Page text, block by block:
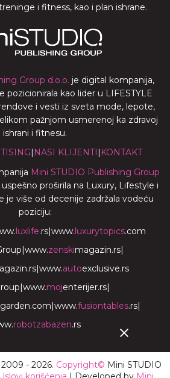
i fitness, kao i plan ishrane.
Group d.o.o. je digital kompanija,
pozicionirala kao lider u LIFESTYLE
i vesti iz sveta mode, lepote,
pažnjom usmerenoj ka zdravoj
ishrani i fitnesu.
| NASI KLIJENTI | KONTAKT
Mini STUDIO Publishing Group
proširila na Luxury, Lifestyle i
je više od decenije zadržala vodeću
poziciju:
luxlife.rs|www.luxurytopics.com
|www.zenskimagazin.rs|
|www.autoexclusive.rs
|www.mojenterijer.rs|
|www.fusiontables.rs|
robotzabazen.rs
2009 - 2026. Copyright© Mini STUDIO